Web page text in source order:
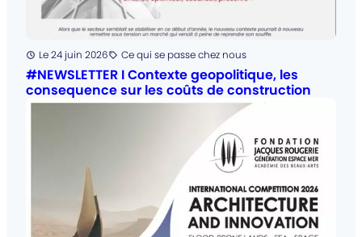
Posté
Le 24 juin 2026Catégorie
:
Ce qui se passe chez nous
#NEWSLETTER I Contexte geopolitique, les
consequence sur les coûts de construction